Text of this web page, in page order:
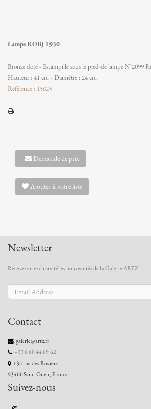
Lampe ROBJ 1930
Bronze doré - Estampille sous le pied de lampe N°2099
Hauteur : 41 cm - Diamètre : 24 cm
Référence : 15625
Demande de prix
Ajouter à votre liste
Newsletter
Recevez en exclusivité les nouveautés de la Galerie ARTZ !
Contact
galerie@artz.fr
+33 6 60 44 69 62
134 rue des Rosiers
93400 Saint Ouen, France
Suivez-nous